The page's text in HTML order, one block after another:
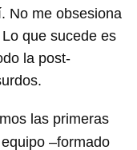
No me obsesiona
que sucede es
la post-
las primeras
–formado